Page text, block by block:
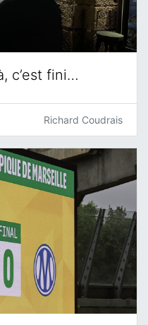
c’est fini…
Richard Coudrais